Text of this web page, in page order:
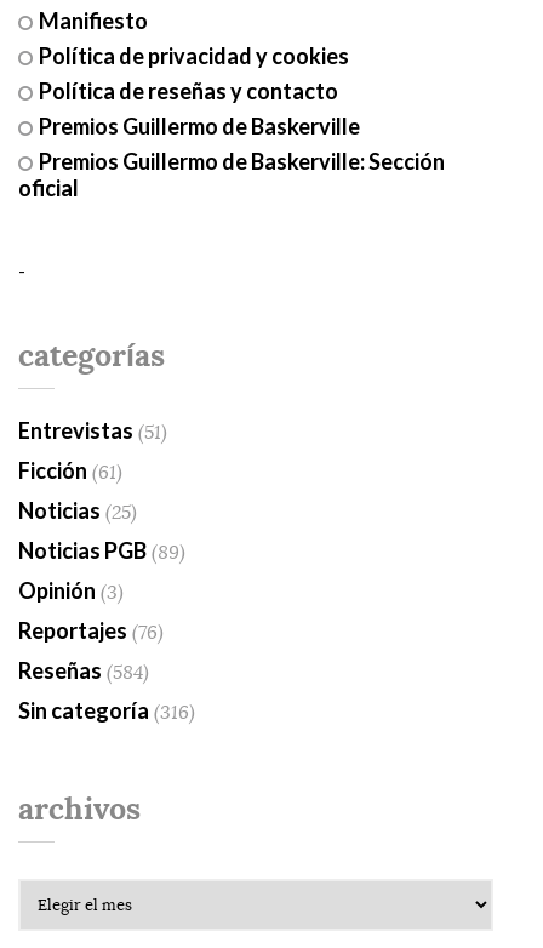
Manifiesto
Política de privacidad y cookies
Política de reseñas y contacto
Premios Guillermo de Baskerville
Premios Guillermo de Baskerville: Sección
oficial
-
categorías
Entrevistas (51)
Ficción (61)
Noticias (25)
Noticias PGB(89)
Opinión (3)
Reportajes (76)
Reseñas (584)
Sin categoría (316)
archivos